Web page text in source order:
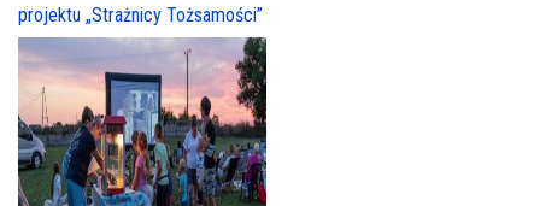
projektu „Strażnicy Tożsamości”